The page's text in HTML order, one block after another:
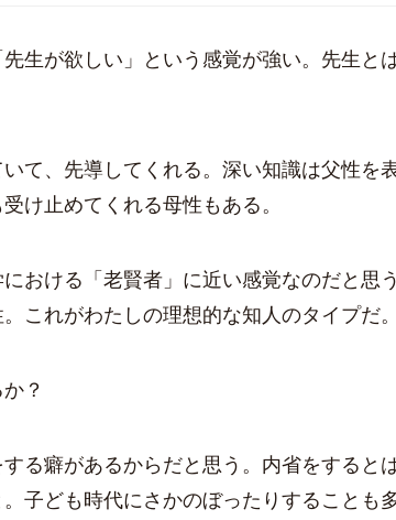
生が欲しい」という感覚が強い。先生と
て、先導してくれる。深い知識は父性を
け止めてくれる母性もある。
おける「老賢者」に近い感覚なのだと思
これがわたしの理想的な知人のタイプだ。
？
る癖があるからだと思う。内省をすると
子ども時代にさかのぼったりすることも